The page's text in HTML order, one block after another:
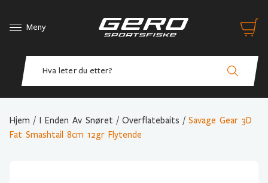
Meny
Hjem / I Enden Av Snøret / Overflatebaits / Savage Gear 3D
Fat Smashtail 8cm 12gr Flytende